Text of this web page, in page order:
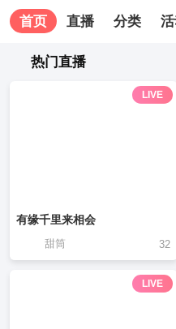
首页 直播 分类
热门直播
LIVE
有缘千里来相会
甜筒 32
LIVE